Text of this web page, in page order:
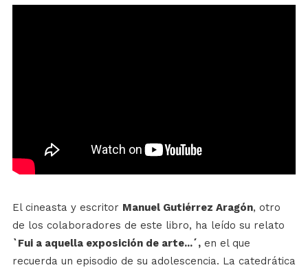
El cineasta y escritor Manuel Gutiérrez Aragón, otro
de los colaboradores de este libro, ha leído su relato
`Fui a aquella exposición de arte...´,en el que
recuerda un episodio de su adolescencia. La catedrática